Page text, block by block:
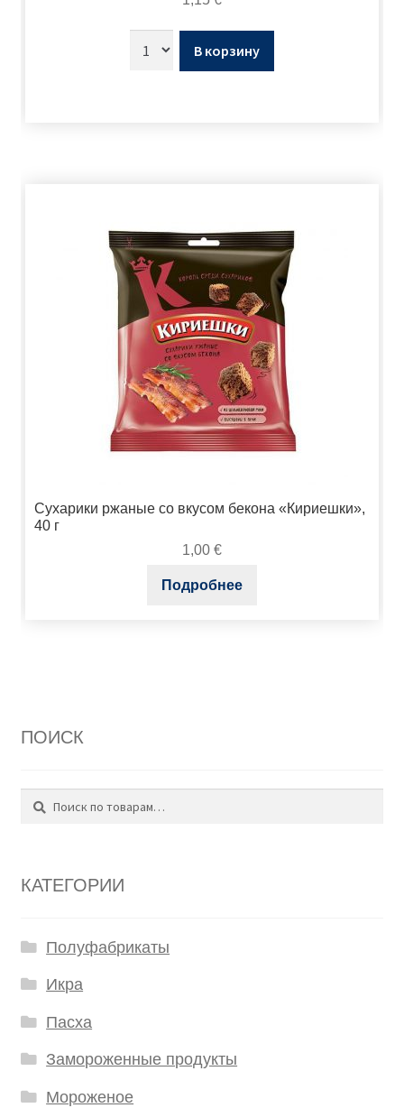
В корзину
Сухарики ржаные со вкусом бекона «Кириешки»,
40 г
1,00 €
Подробнее
ПОИСК
Поиск
КАТЕГОРИИ
Полуфабрикаты
Икра
Пасха
Замороженные продукты
Мороженое